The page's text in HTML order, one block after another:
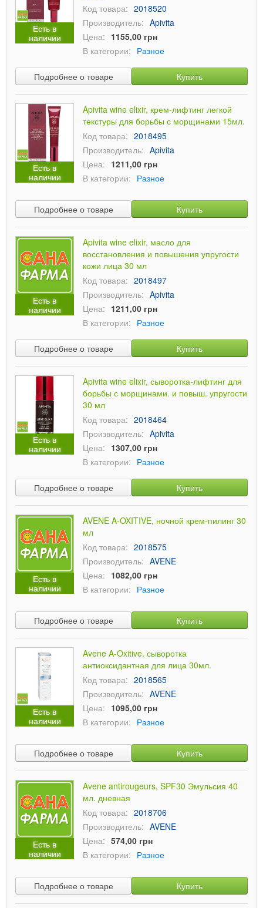
Есть в
наличии
Код товара: 2018520
Производитель: Apivita
Цена: 1155,00 грн
В категории: Разное
Подробнее о товаре Купить
Есть в
наличии
Apivita wine elixir, крем-лифтинг легкой
текстуры для борьбы с морщинами 15мл.
Код товара: 2018495
Производитель: Apivita
Цена: 1211,00 грн
В категории: Разное
Подробнее о товаре Купить
Есть в
наличии
Apivita wine elixir, масло для
восстановления и повышения упругости
кожи лица 30 мл
Код товара: 2018497
Производитель: Apivita
Цена: 1211,00 грн
В категории: Разное
Подробнее о товаре Купить
Есть в
наличии
Apivita wine elixir, сыворотка-лифтинг для
борьбы с морщинами. и повыш. упругости
30 мл
Код товара: 2018464
Производитель: Apivita
Цена: 1307,00 грн
В категории: Разное
Подробнее о товаре Купить
Есть в
наличии
AVENE A-OXITIVE, ночной крем-пилинг 30
мл
Код товара: 2018575
Производитель: AVENE
Цена: 1082,00 грн
В категории: Разное
Подробнее о товаре Купить
Есть в
наличии
Avene A-Oxitive, сыворотка
антиоксидантная для лица 30мл.
Код товара: 2018565
Производитель: AVENE
Цена: 1095,00 грн
В категории: Разное
Подробнее о товаре Купить
Есть в
наличии
Avene antirougeurs, SPF30 Эмульсия 40
мл. дневная
Код товара: 2018706
Производитель: AVENE
Цена: 574,00 грн
В категории: Разное
Подробнее о товаре Купить